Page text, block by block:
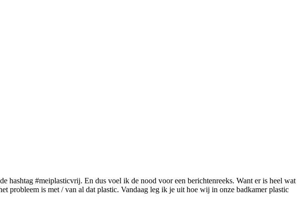
hashtag #meiplasticvrij. En dus voel ik de nood voor een berichtenreeks. Want er is heel wat
probleem is met / van al dat plastic. Vandaag leg ik je uit hoe wij in onze badkamer plastic